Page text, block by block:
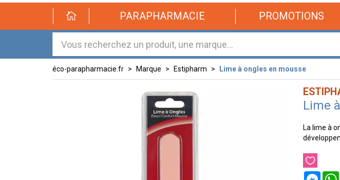
éco-
parapharmacie.fr
éco-
parapharmacie.fr
PARAPHARMACIE PROMOTIONS
éco-parapharmacie.fr Marque Estipharm Lime à ongles en mousse
Lime
La lime à